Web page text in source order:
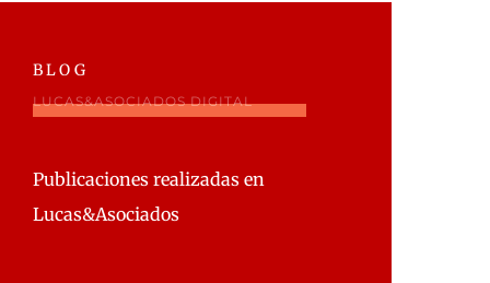
blog
LUCAS&ASOCIADOS DIGITAL
Publicaciones realizadas en
Lucas&Asociados